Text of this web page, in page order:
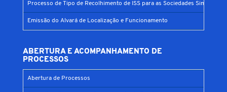
Processo de Tipo de Recolhimento de ISS para as Sociedades Simples
Emissão do Alvará de Localização e Funcionamento
ABERTURA E ACOMPANHAMENTO DE
PROCESSOS
Abertura de Processos